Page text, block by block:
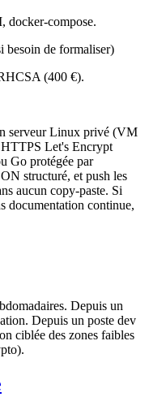
docker-compose.
besoin de formaliser)
(400 €).
serveur Linux privé (VM
Let's Encrypt
Go protégée par
structuré, et push les
aucun copy-paste. Si
documentation continue,
Depuis un
Depuis un poste dev
ciblée des zones faibles